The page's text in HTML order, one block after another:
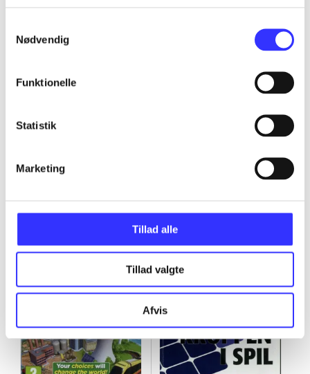
Nødvendig
Funktionelle
Statistik
Marketing
Tillad alle
Tillad valgte
Afvis
Minder om